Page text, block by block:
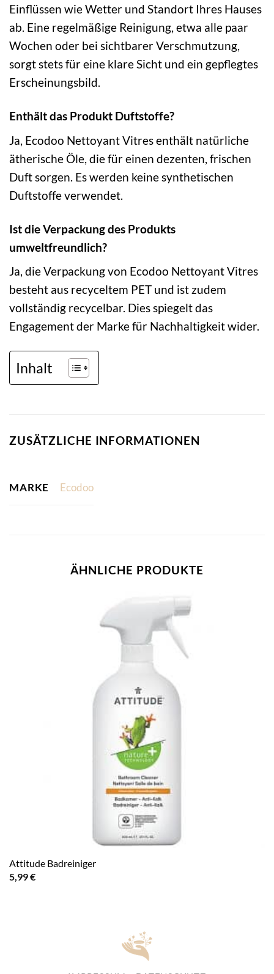
Einflüssen wie Wetter und Standort Ihres Hauses
ab. Eine regelmäßige Reinigung, etwa alle paar
Wochen oder bei sichtbarer Verschmutzung,
sorgt stets für eine klare Sicht und ein gepflegtes
Erscheinungsbild.
Enthält das Produkt Duftstoffe?
Ja, Ecodoo Nettoyant Vitres enthält natürliche
ätherische Öle, die für einen dezenten, frischen
Duft sorgen. Es werden keine synthetischen
Duftstoffe verwendet.
Ist die Verpackung des Produkts
umweltfreundlich?
Ja, die Verpackung von Ecodoo Nettoyant Vitres
besteht aus recyceltem PET und ist zudem
vollständig recycelbar. Dies spiegelt das
Engagement der Marke für Nachhaltigkeit wider.
Inhalt
ZUSÄTZLICHE INFORMATIONEN
MARKE Ecodoo
ÄHNLICHE PRODUKTE
Attitude Badreiniger
5,99€